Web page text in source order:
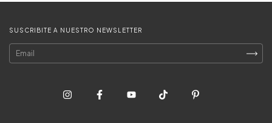
SUSCRIBITE A NUESTRO NEWSLETTER